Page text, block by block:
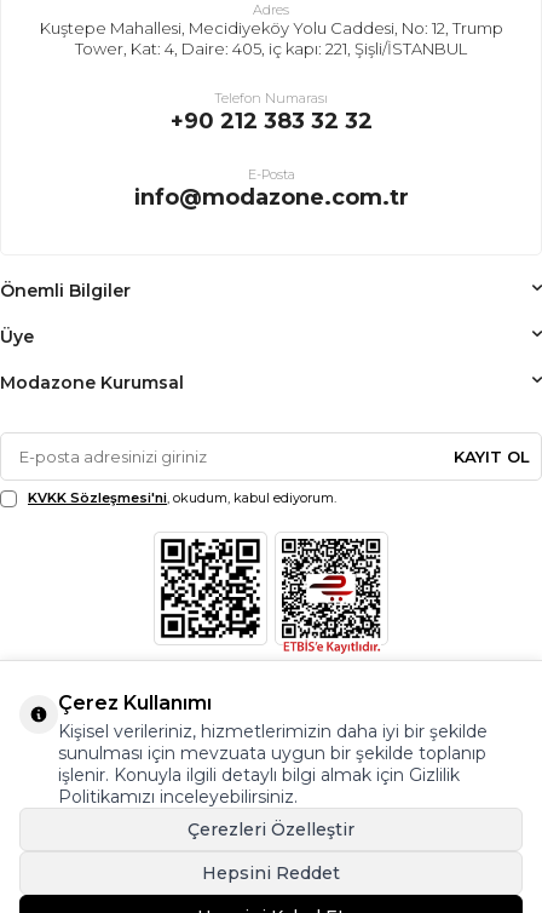
Adres
Kuştepe Mahallesi, Mecidiyeköy Yolu Caddesi, No: 12, Trump
Tower, Kat: 4, Daire: 405, iç kapı: 221, Şişli/İSTANBUL
Telefon Numarası
+90 212 383 32 32
E-Posta
info@modazone.com.tr
Önemli Bilgiler
Üye
Modazone Kurumsal
KAYIT OL
KVKK Sözleşmesi'ni, okudum, kabul ediyorum.
Çerez Kullanımı
Kişisel verileriniz, hizmetlerimizin daha iyi bir şekilde
sunulması için mevzuata uygun bir şekilde toplanıp
işlenir. Konuyla ilgili detaylı bilgi almak için Gizlilik
Politikamızı inceleyebilirsiniz.
Çerezleri Özelleştir
Hepsini Reddet